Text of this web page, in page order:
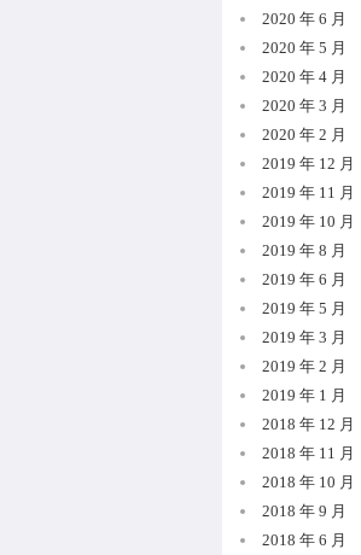
2020 年 6 月
2020 年 5 月
2020 年 4 月
2020 年 3 月
2020 年 2 月
2019 年 12 月
2019 年 11 月
2019 年 10 月
2019 年 8 月
2019 年 6 月
2019 年 5 月
2019 年 3 月
2019 年 2 月
2019 年 1 月
2018 年 12 月
2018 年 11 月
2018 年 10 月
2018 年 9 月
2018 年 6 月